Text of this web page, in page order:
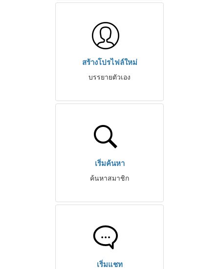
สร้างโปรไฟล์ใหม่
บรรยายตัวเอง
เริ่มค้นหา
ค้นหาสมาชิก
เริ่มแชท